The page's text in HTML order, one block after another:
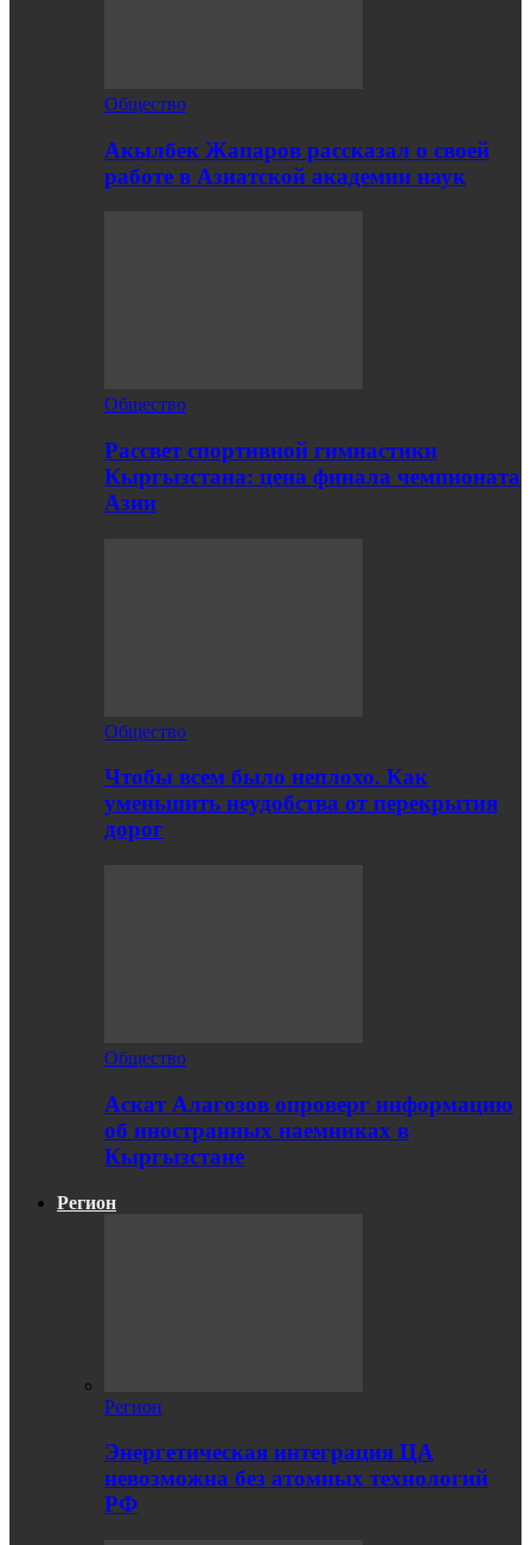
Общество
Акылбек Жапаров рассказал о своей
работе в Азиатской академии наук
Общество
Рассвет спортивной гимнастики
Кыргызстана: цена финала чемпионата
Азии
Общество
Чтобы всем было неплохо. Как
уменьшить неудобства от перекрытия
дорог
Общество
Аскат Алагозов опроверг информацию
об иностранных наемниках в
Кыргызстане
Регион
Регион
Энергетическая интеграция ЦА
невозможна без атомных технологий
РФ